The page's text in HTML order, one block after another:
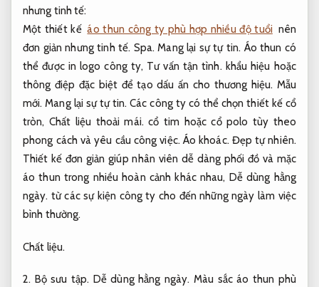
nhưng tinh tế:
Một thiết kế áo thun công ty phù hợp nhiều độ tuổi nên
đơn giản nhưng tinh tế. Spa. Mang lại sự tự tin. Áo thun có
thể được in logo công ty, Tư vấn tận tình. khẩu hiệu hoặc
thông điệp đặc biệt để tạo dấu ấn cho thương hiệu. Mẫu
mới. Mang lại sự tự tin. Các công ty có thể chọn thiết kế cổ
tròn, Chất liệu thoải mái. cổ tim hoặc cổ polo tùy theo
phong cách và yêu cầu công việc. Áo khoác. Đẹp tự nhiên.
Thiết kế đơn giản giúp nhân viên dễ dàng phối đồ và mặc
áo thun trong nhiều hoàn cảnh khác nhau, Dễ dùng hằng
ngày. từ các sự kiện công ty cho đến những ngày làm việc
bình thường.
Chất liệu.
2. Bộ sưu tập. Dễ dùng hằng ngày. Màu sắc áo thun phù